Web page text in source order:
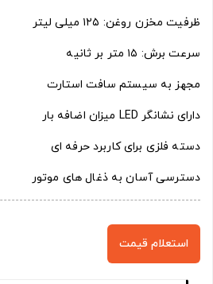
ظرفیت مخزن روغن: ۱۲۵ میلی لیتر
سرعت برش: ۱۵ متر بر ثانیه
مجهز به سیستم سافت استارت
دارای نشانگر LED میزان اضافه بار
دسته فلزی برای کاربرد حرفه ای
دسترسی آسان به ذغال های موتور
استعلام قیمت